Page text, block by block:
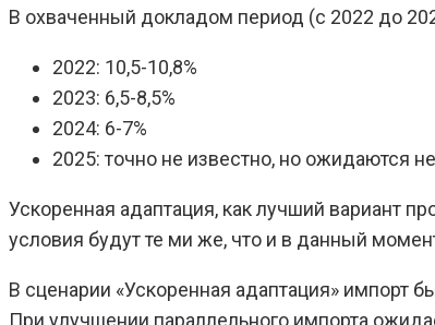
В охваченный докладом период (с 2022 до
2022: 10,5-10,8%
2023: 6,5-8,5%
2024: 6-7%
2025: точно не известно, но ожидаются
Ускоренная адаптация, как лучший вариант
условия будут те ми же, что и в данный
В сценарии «Ускоренная адаптация» импорт
При улучшении параллельного импорта